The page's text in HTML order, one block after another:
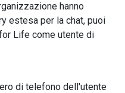
hanno
estesa per la chat, puoi
Life come utente di
di telefono dell'utente